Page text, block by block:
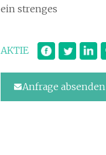
ein strenges
AKTIE
Anfrage absenden